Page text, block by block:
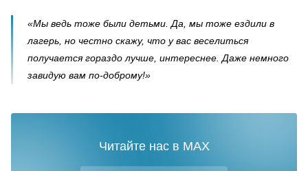
«Мы ведь тоже были детьми. Да, мы тоже ездили в
лагерь, но честно скажу, что у вас веселиться
получается гораздо лучше, интереснее. Даже немного
завидую вам по-доброму!»
Читайте нас в MAX